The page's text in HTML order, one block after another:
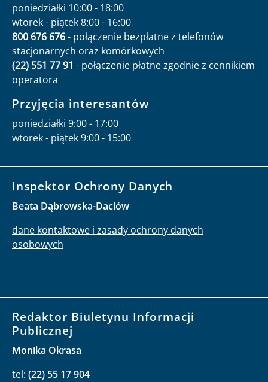
poniedziałki 10:00 - 18:00
wtorek - piątek 8:00 - 16:00
800 676 676- połączenie bezpłatne z telefonów
stacjonarnych oraz komórkowych
(22) 551 77 91 - połączenie płatne zgodnie z cennikiem
operatora
Przyjęcia interesantów
poniedziałki 9:00 - 17:00
wtorek - piątek 9:00 - 15:00
Inspektor Ochrony Danych
Beata Dąbrowska-Daciów
dane kontaktowe i zasady ochrony danych
osobowych
Redaktor Biuletynu Informacji
Publicznej
Monika Okrasa
tel: (22) 55 17 904